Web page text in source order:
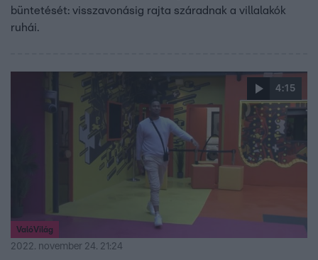
büntetését: visszavonásig rajta száradnak a villalakók
ruhái.
4:15
ValóVilág
2022. november 24. 21:24